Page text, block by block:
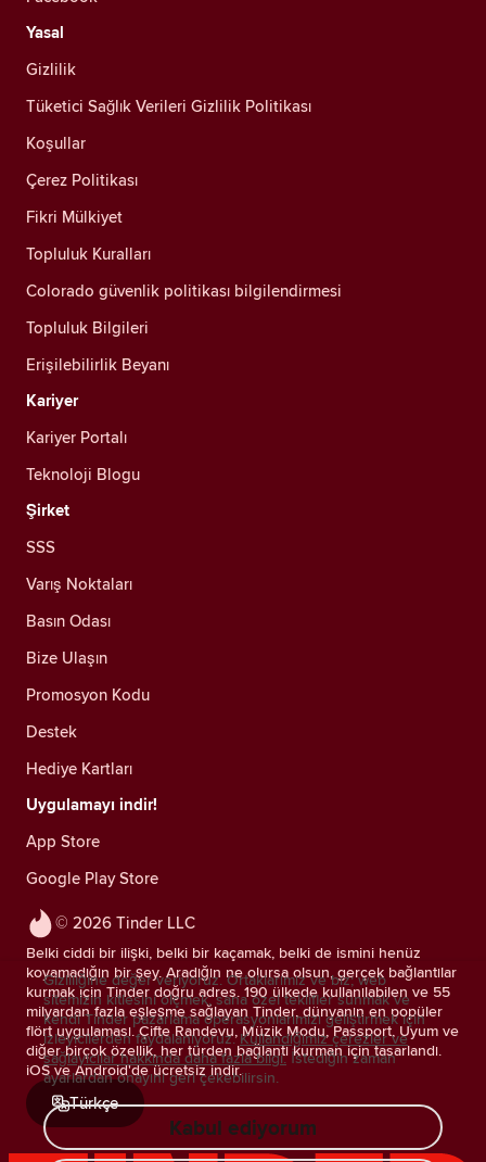
© 2026 Tinder LLC
Belki ciddi bir ilişki, belki bir kaçamak, belki de ismini henüz
koyamadığın bir şey. Aradığın ne olursa olsun, gerçek bağlantılar
kurmak için Tinder doğru adres. 190 ülkede kullanılabilen ve 55
milyardan fazla eşleşme sağlayan Tinder, dünyanın en popüler
flört uygulaması. Çifte Randevu, Müzik Modu, Passport, Uyum ve
diğer birçok özellik, her türden bağlantı kurman için tasarlandı.
iOS ve Android'de ücretsiz indir.
Türkçe
Yasal
Gizlilik
Tüketici Sağlık Verileri Gizlilik Politikası
Koşullar
Çerez Politikası
Fikri Mülkiyet
Topluluk Kuralları
Colorado güvenlik politikası bilgilendirmesi
Topluluk Bilgileri
Erişilebilirlik Beyanı
Kariyer
Kariyer Portalı
Teknoloji Blogu
Şirket
SSS
Varış Noktaları
Basın Odası
Bize Ulaşın
Promosyon Kodu
Destek
Hediye Kartları
Uygulamayı indir!
App Store
Google Play Store
Gizliliğine değer veriyoruz. Ortaklarımız ve biz; web
sitemizin kitlesini ölçmek, sana özel teklifler sunmak ve
kendi Tinder pazarlama operasyonlarımızı geliştirmek için
izleyicilerden faydalanıyoruz. Kullandığımız çerezler ve
sağlayıcılar hakkında daha fazla bilgi. İstediğin zaman
ayarlardan onayını geri çekebilirsin.
Kabul ediyorum